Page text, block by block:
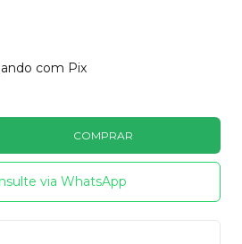
com Pix
via WhatsApp